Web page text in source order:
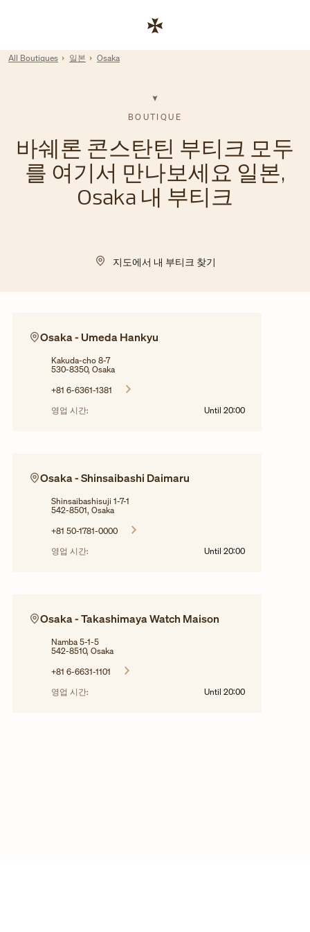
Return to Nav
All Boutiques 일본 Osaka
BOUTIQUE
바쉐론 콘스탄틴 부티크 모두
를 여기서 만나보세요 일본,
Osaka 내 부티크
지도에서 내 부티크 찾기
Osaka - Umeda Hankyu
Kakuda-cho 8-7
530-8350, Osaka
+81 6-6361-1381
영업 시간:
Until 20:00
Osaka - Shinsaibashi Daimaru
Shinsaibashisuji 1-7-1
542-8501, Osaka
+81 50-1781-0000
영업 시간:
Until 20:00
Osaka - Takashimaya Watch Maison
Namba 5-1-5
542-8510, Osaka
+81 6-6631-1101
영업 시간:
Until 20:00